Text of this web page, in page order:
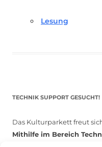
Lesung
TECHNIK SUPPORT GESUCHT!
Das Kulturparkett freut
Mithilfe im Bereich